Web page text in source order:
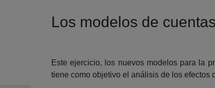
Los modelos de
Este ejercicio, los nuevos modelos para la
tiene como objetivo el análisis de los efectos